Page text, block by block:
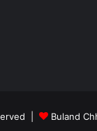
| Buland